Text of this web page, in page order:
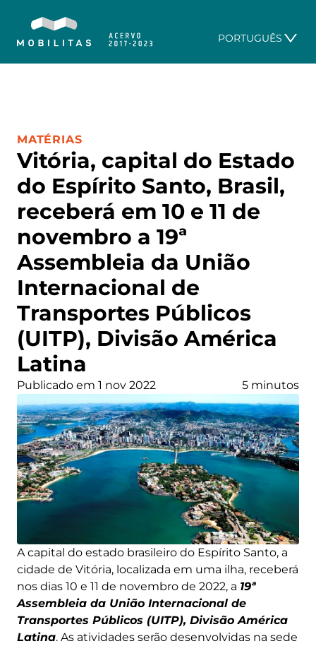
PORTUGUÊS
Vitória, capital do Estado
do Espírito Santo, Brasil,
receberá em 10 e 11 de
novembro a 19ª
Assembleia da União
Internacional de
Transportes Públicos
(UITP), Divisão América
Latina
CATEGORIA:
MATÉRIAS
Publicado em 1 nov 2022 5 minutos
A capital do estado brasileiro do Espírito Santo, a
cidade de Vitória, localizada em uma ilha, receberá
nos dias 10 e 11 de novembro de 2022, a 19ª
Assembleia da União Internacional de
Transportes Públicos (UITP), Divisão América
Latina. As atividades serão desenvolvidas na sede